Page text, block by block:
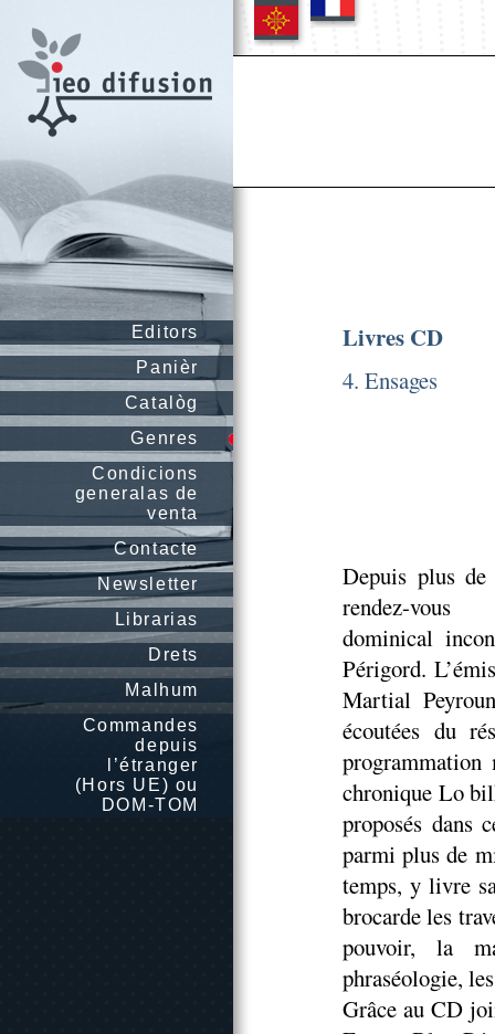
Editors
Panièr
Catalòg
Genres
Condicions
generalas de
venta
Contacte
Newsletter
Librarias
Drets
Malhum
Commandes
depuis
l’étranger
(Hors UE) ou
DOM-TOM
Livres CD
4. Ensages
Depuis plus
rendez-vous
dominical
Périgord.
Martial
écoutées du
chronique Lo
proposés dans
parmi plus de
temps, y livre
brocarde les
pouvoir, la
phraséologie,
Grâce au CD